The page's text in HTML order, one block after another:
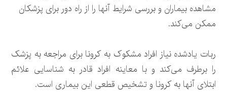
مشاهده بیماران و بررسی شرایط آنها را از راه دور برای پزشکان
ممکن می‌کند.
ربات یادشده نیاز افراد مشکوک به کرونا برای مراجعه به پزشک
را برطرف می‌کند و با معاینه افراد قادر به شناسایی علائم
ابتلای آنها به کرونا و تشخیص قطعی این بیماری است.